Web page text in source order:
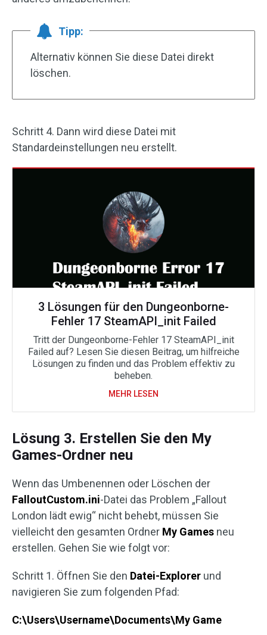
Tipp:
Alternativ können Sie diese Datei direkt
löschen.
Schritt 4. Dann wird diese Datei mit
Standardeinstellungen neu erstellt.
3 Lösungen für den Dungeonborne-
Fehler 17 SteamAPI_init Failed
Tritt der Dungeonborne-Fehler 17 SteamAPI_init
Failed auf? Lesen Sie diesen Beitrag, um hilfreiche
Lösungen zu finden und das Problem effektiv zu
beheben.
MEHR LESEN
Lösung 3. Erstellen Sie den My
Games-Ordner neu
Wenn das Umbenennen oder Löschen der
FalloutCustom.ini-Datei das Problem „Fallout
London lädt ewig“ nicht behebt, müssen Sie
vielleicht den gesamten Ordner My Games neu
erstellen. Gehen Sie wie folgt vor:
Schritt 1. Öffnen Sie den Datei-Explorer und
navigieren Sie zum folgenden Pfad:
C:\Users\Username\Documents\My Game